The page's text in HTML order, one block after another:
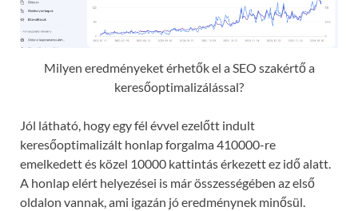
Milyen eredményeket érhetők el a SEO szakértő a
keresőoptimalizálással?
Jól látható, hogy egy fél évvel ezelőtt indult
keresőoptimalizált honlap forgalma 410000-re
emelkedett és közel 10000 kattintás érkezett ez idő alatt.
A honlap elért helyezései is már összességében az első
oldalon vannak, ami igazán jó eredménynek minősül.